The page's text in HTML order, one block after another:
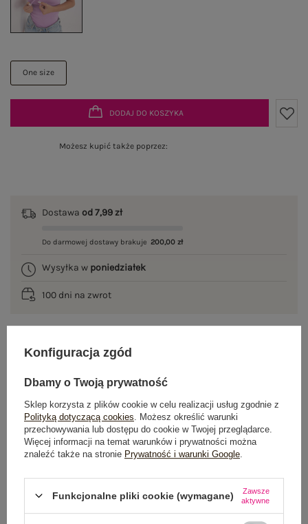
One size
DODAJ DO KOSZYKA
Możesz kupić także poprzez:
Dostawa od 7,99 zł
Do darmowej dostawy brakuje 200,00 zł
Wysyłka w poniedziałek
100 dni na zwrot
OPIS PRODUKTU
GŁÓWNE PARAMETRY
OPINIE O PRODUKCIE (2)
WYSYŁKA I DOSTAWA
Konfiguracja zgód
Dbamy o Twoją prywatność
Sklep korzysta z plików cookie w celu realizacji usług zgodnie z
Polityką dotyczącą cookies . Możesz określić warunki
przechowywania lub dostępu do cookie w Twojej przeglądarce.
Więcej informacji na temat warunków i prywatności można
znaleźć także na stronie Prywatność i warunki Google
Funkcjonalne pliki cookie (wymagane)
Zawsze
aktywne